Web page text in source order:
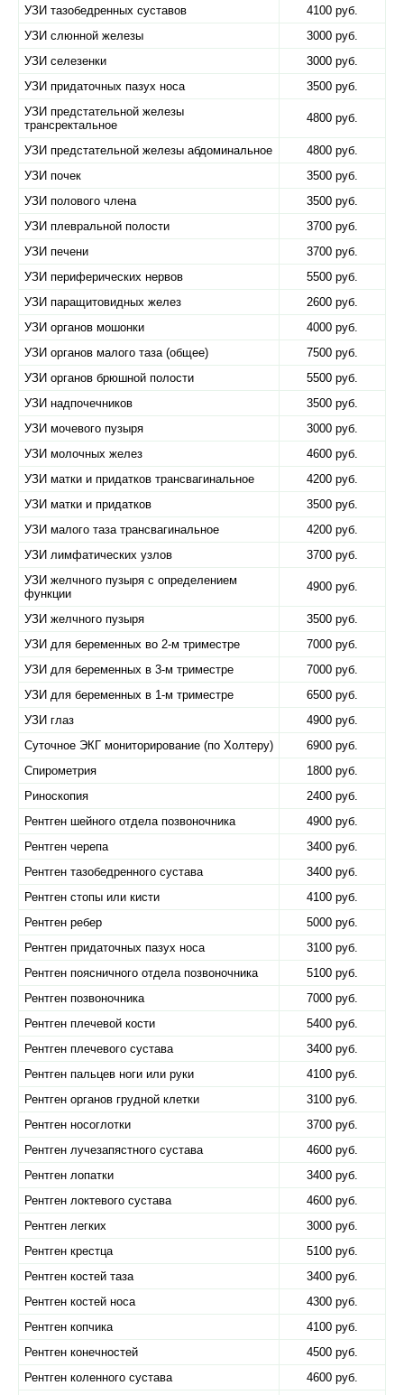
УЗИ тазобедренных суставов
4100 руб.
УЗИ слюнной железы
3000 руб.
УЗИ селезенки
3000 руб.
УЗИ придаточных пазух носа
3500 руб.
УЗИ предстательной железы
трансректальное
4800 руб.
УЗИ предстательной железы абдоминальное
4800 руб.
УЗИ почек
3500 руб.
УЗИ полового члена
3500 руб.
УЗИ плевральной полости
3700 руб.
УЗИ печени
3700 руб.
УЗИ периферических нервов
5500 руб.
УЗИ паращитовидных желез
2600 руб.
УЗИ органов мошонки
4000 руб.
УЗИ органов малого таза (общее)
7500 руб.
УЗИ органов брюшной полости
5500 руб.
УЗИ надпочечников
3500 руб.
УЗИ мочевого пузыря
3000 руб.
УЗИ молочных желез
4600 руб.
УЗИ матки и придатков трансвагинальное
4200 руб.
УЗИ матки и придатков
3500 руб.
УЗИ малого таза трансвагинальное
4200 руб.
УЗИ лимфатических узлов
3700 руб.
УЗИ желчного пузыря с определением
функции
4900 руб.
УЗИ желчного пузыря
3500 руб.
УЗИ для беременных во 2-м триместре
7000 руб.
УЗИ для беременных в 3-м триместре
7000 руб.
УЗИ для беременных в 1-м триместре
6500 руб.
УЗИ глаз
4900 руб.
Суточное ЭКГ мониторирование (по Холтеру)
6900 руб.
Спирометрия
1800 руб.
Риноскопия
2400 руб.
Рентген шейного отдела позвоночника
4900 руб.
Рентген черепа
3400 руб.
Рентген тазобедренного сустава
3400 руб.
Рентген стопы или кисти
4100 руб.
Рентген ребер
5000 руб.
Рентген придаточных пазух носа
3100 руб.
Рентген поясничного отдела позвоночника
5100 руб.
Рентген позвоночника
7000 руб.
Рентген плечевой кости
5400 руб.
Рентген плечевого сустава
3400 руб.
Рентген пальцев ноги или руки
4100 руб.
Рентген органов грудной клетки
3100 руб.
Рентген носоглотки
3700 руб.
Рентген лучезапястного сустава
4600 руб.
Рентген лопатки
3400 руб.
Рентген локтевого сустава
4600 руб.
Рентген легких
3000 руб.
Рентген крестца
5100 руб.
Рентген костей таза
3400 руб.
Рентген костей носа
4300 руб.
Рентген копчика
4100 руб.
Рентген конечностей
4500 руб.
Рентген коленного сустава
4600 руб.